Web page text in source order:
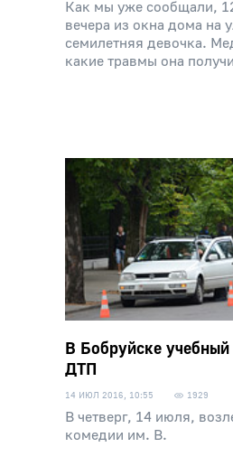
Как мы уже сообщали,
вечера из окна дома на
семилетняя девочка.
какие травмы она
В Бобруйске
ДТП
14 ИЮЛ 2016, 10:55 1929
В четверг, 14 июля,
комедии им. В.